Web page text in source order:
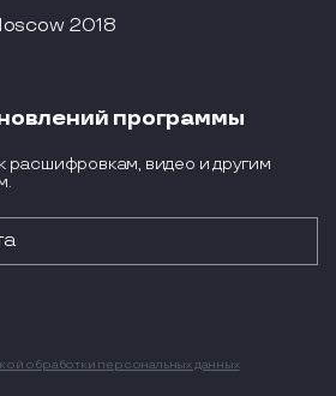
2018
программы
расшифровкам, видео и другим
обработки персональных данных